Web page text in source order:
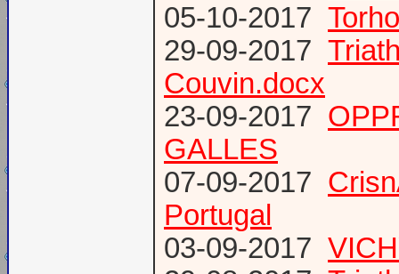
05-10-2017
29-09-2017
Couvin.docx
23-09-2017
GALLES
07-09-2017
Portugal
03-09-2017